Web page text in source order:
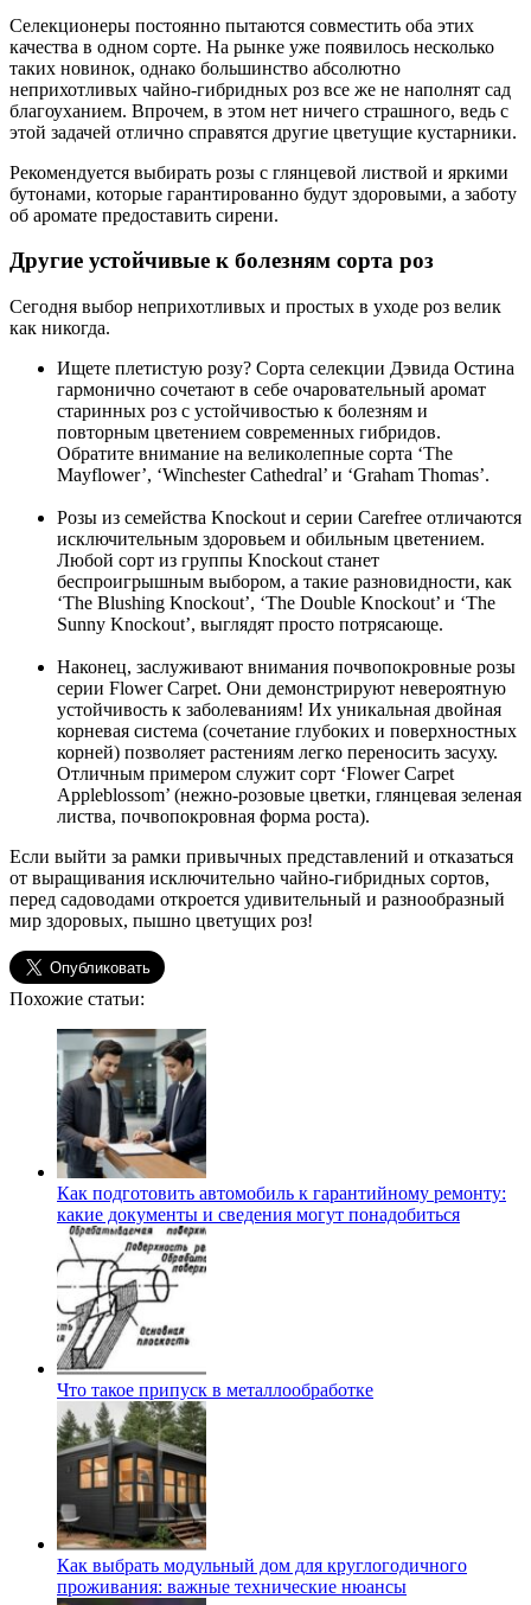
Селекционеры постоянно пытаются совместить оба этих
качества в одном сорте. На рынке уже появилось несколько
таких новинок, однако большинство абсолютно
неприхотливых чайно-гибридных роз все же не наполнят сад
благоуханием. Впрочем, в этом нет ничего страшного, ведь с
этой задачей отлично справятся другие цветущие кустарники.
Рекомендуется выбирать розы с глянцевой листвой и яркими
бутонами, которые гарантированно будут здоровыми, а заботу
об аромате предоставить сирени.
Другие устойчивые к болезням сорта роз
Сегодня выбор неприхотливых и простых в уходе роз велик
как никогда.
Ищете плетистую розу? Сорта селекции Дэвида Остина
гармонично сочетают в себе очаровательный аромат
старинных роз с устойчивостью к болезням и
повторным цветением современных гибридов.
Обратите внимание на великолепные сорта ‘The
Mayflower’, ‘Winchester Cathedral’ и ‘Graham Thomas’.
Розы из семейства Knockout и серии Carefree отличаются
исключительным здоровьем и обильным цветением.
Любой сорт из группы Knockout станет
беспроигрышным выбором, а такие разновидности, как
‘The Blushing Knockout’, ‘The Double Knockout’ и ‘The
Sunny Knockout’, выглядят просто потрясающе.
Наконец, заслуживают внимания почвопокровные розы
серии Flower Carpet. Они демонстрируют невероятную
устойчивость к заболеваниям! Их уникальная двойная
корневая система (сочетание глубоких и поверхностных
корней) позволяет растениям легко переносить засуху.
Отличным примером служит сорт ‘Flower Carpet
Appleblossom’ (нежно-розовые цветки, глянцевая зеленая
листва, почвопокровная форма роста).
Если выйти за рамки привычных представлений и отказаться
от выращивания исключительно чайно-гибридных сортов,
перед садоводами откроется удивительный и разнообразный
мир здоровых, пышно цветущих роз!
Похожие статьи:
Как подготовить автомобиль к гарантийному ремонту:
какие документы и сведения могут понадобиться
Что такое припуск в металлообработке
Как выбрать модульный дом для круглогодичного
проживания: важные технические нюансы